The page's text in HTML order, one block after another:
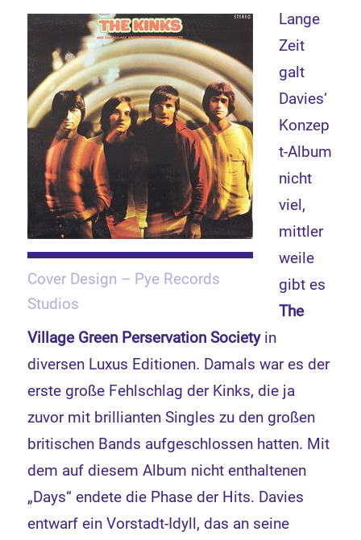
Cover Design – Pye Records
Studios
Lange
Zeit
galt
Davies‘
Konzep
t-Album
nicht
viel,
mittler
weile
gibt es
The
Village Green Perservation Societyin
diversen Luxus Editionen. Damals war es der
erste große Fehlschlag der Kinks, die ja
zuvor mit brillianten Singles zu den großen
britischen Bands aufgeschlossen hatten. Mit
dem auf diesem Album nicht enthaltenen
„Days“ endete die Phase der Hits. Davies
entwarf ein Vorstadt-Idyll, das an seine